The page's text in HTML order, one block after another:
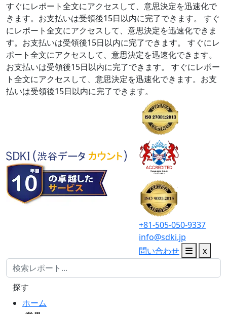
すぐにレポート全文にアクセスして、意思決定を迅速化で
きます。お支払いは受領後15日以内に完了できます。
すぐ
にレポート全文にアクセスして、意思決定を迅速化できま
す。お支払いは受領後15日以内に完了できます。
すぐにレ
ポート全文にアクセスして、意思決定を迅速化できます。
お支払いは受領後15日以内に完了できます。
すぐにレポー
ト全文にアクセスして、意思決定を迅速化できます。お支
払いは受領後15日以内に完了できます。
+81-505-050-9337
info@sdki.jp
問い合わせ
x
ホーム
探す